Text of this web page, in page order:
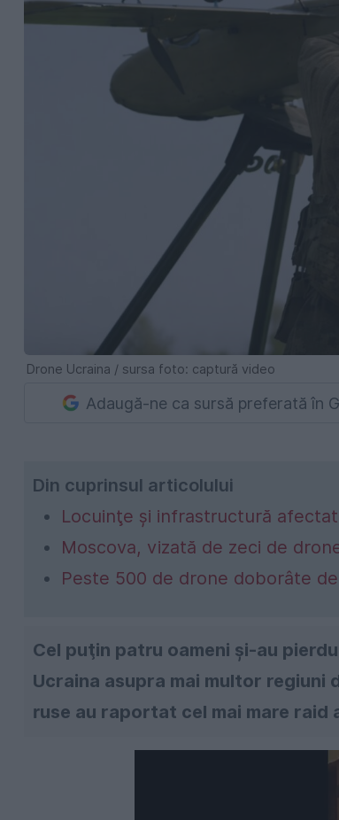
Drone Ucraina / sursa foto: captură video
Adaugă-ne ca sursă preferată în
Din cuprinsul articolului
Locuinţe şi infrastructură
Moscova, vizată de zeci de
Peste 500 de drone doborâte
Cel puţin patru oameni şi-au
Ucraina asupra mai multor regiuni
ruse au raportat cel mai mare raid